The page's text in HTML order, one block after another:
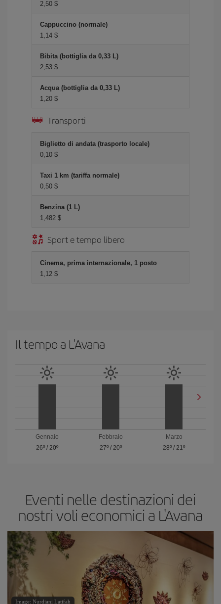
2,50 $
Cappuccino (normale)
1,14 $
Bibita (bottiglia da 0,33 L)
2,53 $
Acqua (bottiglia da 0,33 L)
1,20 $
Transporti
Biglietto di andata (trasporto locale)
0,10 $
Taxi 1 km (tariffa normale)
0,50 $
Benzina (1 L)
1,482 $
Sport e tempo libero
Cinema, prima internazionale, 1 posto
1,12 $
Il tempo a L'Avana
Gennaio
26º/ 20º
Febbraio
27º/ 20º
Marzo
28º /21º
Eventi nelle destinazioni dei
nostri voli economici a L'Avana
Image: Nurdiani Latifah